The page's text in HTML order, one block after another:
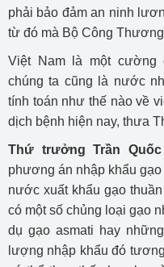
phải bảo đảm an ninh
từ đó mà Bộ Công
Việt Nam là một cường
chúng ta cũng là nước
tính toán như thế nào về
dịch bệnh hiện nay, thưa
Thứ trưởng Trần Quốc
phương án nhập khẩu
nước xuất khẩu gạo
có một số chủng loại gạo
dụ gạo asmati hay
lượng nhập khẩu đó